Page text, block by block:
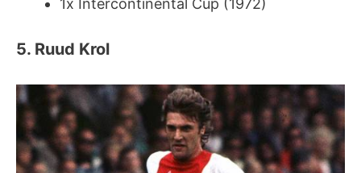
1x Intercontinental Cup (1972)
5. Ruud Krol